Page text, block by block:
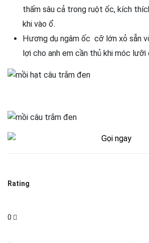
thấm sâu cả trong ruột ốc, kích
khi vào ổ.
Hương dụ ngâm ốc cỡ lớn xỏ sẵn
lợi cho anh em cần thủ khi móc lưỡi
Rating
0